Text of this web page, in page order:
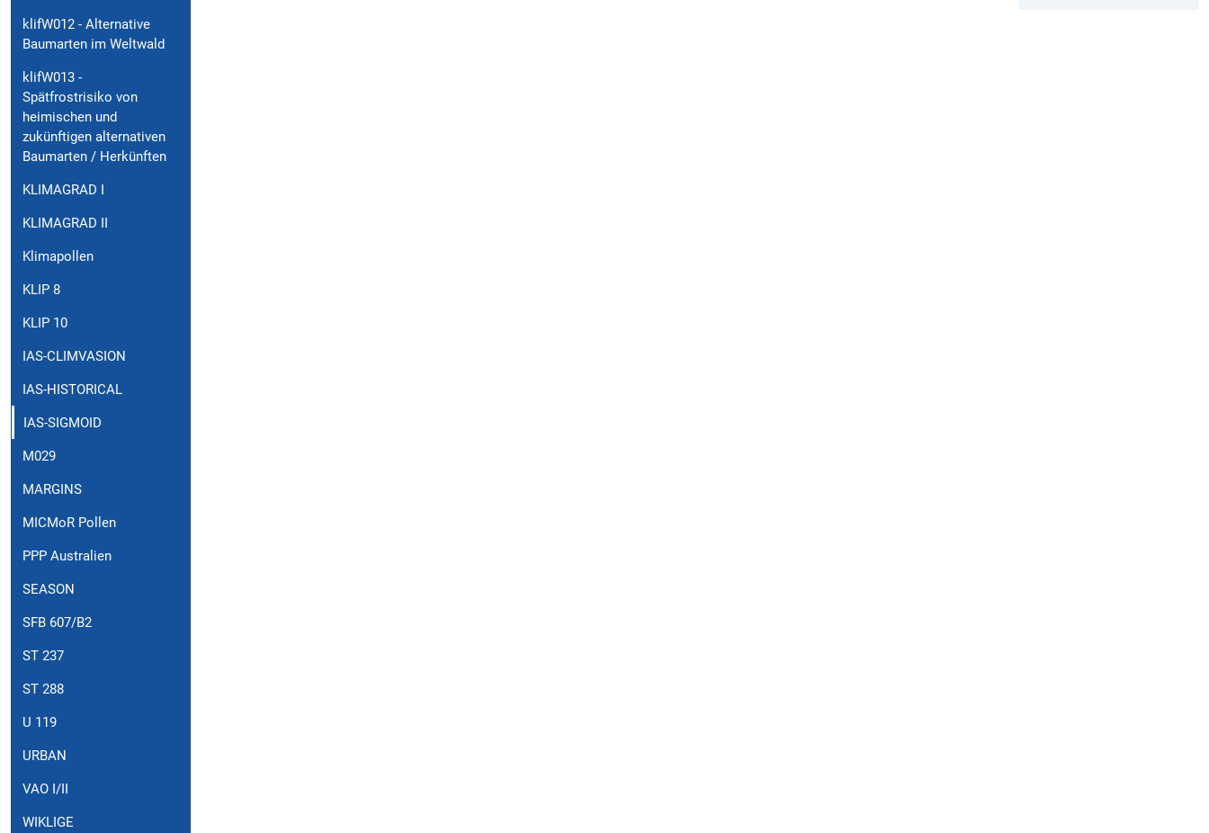
klifW012 - Alternative
Baumarten im Weltwald
klifW013 -
Spätfrostrisiko von
heimischen und
zukünftigen alternativen
Baumarten / Herkünften
KLIMAGRAD I
KLIMAGRAD II
Klimapollen
KLIP 8
KLIP 10
IAS-CLIMVASION
IAS-HISTORICAL
IAS-SIGMOID
M029
MARGINS
MICMoR Pollen
PPP Australien
SEASON
SFB 607/B2
ST 237
ST 288
U 119
URBAN
VAO I/II
WIKLIGE